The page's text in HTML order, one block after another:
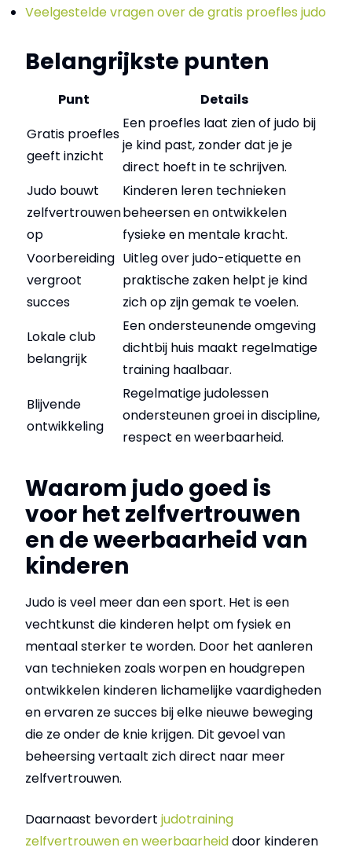
Veelgestelde vragen over de gratis proefles judo
Belangrijkste punten
Punt
Details
Gratis proefles
geeft inzicht
Een proefles laat zien of judo bij
je kind past, zonder dat je je
direct hoeft in te schrijven.
Judo bouwt
zelfvertrouwen
op
Kinderen leren technieken
beheersen en ontwikkelen
fysieke en mentale kracht.
Voorbereiding
vergroot
succes
Uitleg over judo-etiquette en
praktische zaken helpt je kind
zich op zijn gemak te voelen.
Lokale club
belangrijk
Een ondersteunende omgeving
dichtbij huis maakt regelmatige
training haalbaar.
Blijvende
ontwikkeling
Regelmatige judolessen
ondersteunen groei in discipline,
respect en weerbaarheid.
Waarom judo goed is
voor het zelfvertrouwen
en de weerbaarheid van
kinderen
Judo is veel meer dan een sport. Het is een
vechtkunst die kinderen helpt om fysiek en
mentaal sterker te worden. Door het aanleren
van technieken zoals worpen en houdgrepen
ontwikkelen kinderen lichamelijke vaardigheden
en ervaren ze succes bij elke nieuwe beweging
die ze onder de knie krijgen. Dit gevoel van
beheersing vertaalt zich direct naar meer
zelfvertrouwen.
Daarnaast bevordert judotraining
zelfvertrouwen en weerbaarheiddoor kinderen